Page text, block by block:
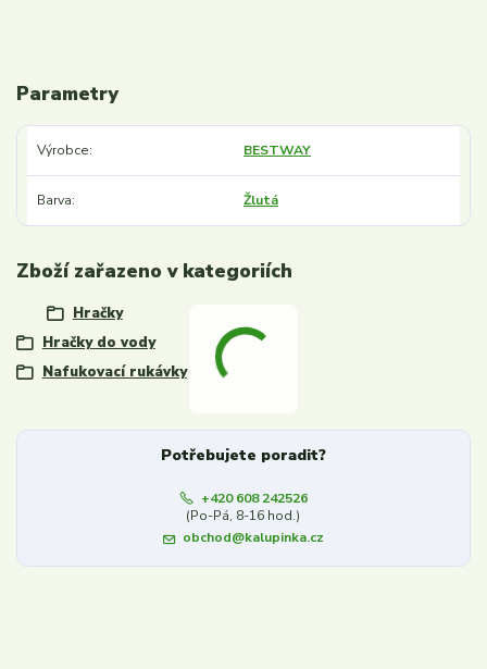
Parametry
Výrobce BESTWAY
Barva Žlutá
Zboží zařazeno v kategoriích
Hračky
Hračky do vody
Nafukovací rukávky
Potřebujete poradit?
+420 608 242526
(Po-Pá, 8-16 hod.)
obchod@kalupinka.cz